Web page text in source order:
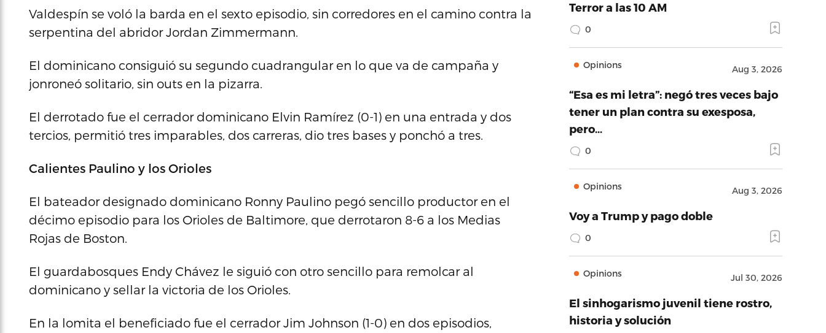
Valdespín se voló la barda en el sexto episodio, sin corredores en el camino contra la
serpentina del abridor Jordan Zimmermann.
El dominicano consiguió su segundo cuadrangular en lo que va de campaña y
jonroneó solitario, sin outs en la pizarra.
El derrotado fue el cerrador dominicano Elvin Ramírez (0-1) en una entrada y dos
tercios, permitió tres imparables, dos carreras, dio tres bases y ponchó a tres.
Calientes Paulino y los Orioles
El bateador designado dominicano Ronny Paulino pegó sencillo productor en el
décimo episodio para los Orioles de Baltimore, que derrotaron 8-6 a los Medias
Rojas de Boston.
El guardabosques Endy Chávez le siguió con otro sencillo para remolcar al
dominicano y sellar la victoria de los Orioles.
En la lomita el beneficiado fue el cerrador Jim Johnson (1-0) en dos episodios,
Terror a las 10 AM
0
Opinions Aug 3, 2026
“Esa es mi letra”: negó tres veces bajo
tener un plan contra su exesposa,
pero…
0
Opinions Aug 3, 2026
Voy a Trump y pago doble
0
Opinions Jul 30, 2026
El sinhogarismo juvenil tiene rostro,
historia y solución